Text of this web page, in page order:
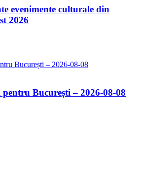
evenimente culturale din
2026
București – 2026-08-08